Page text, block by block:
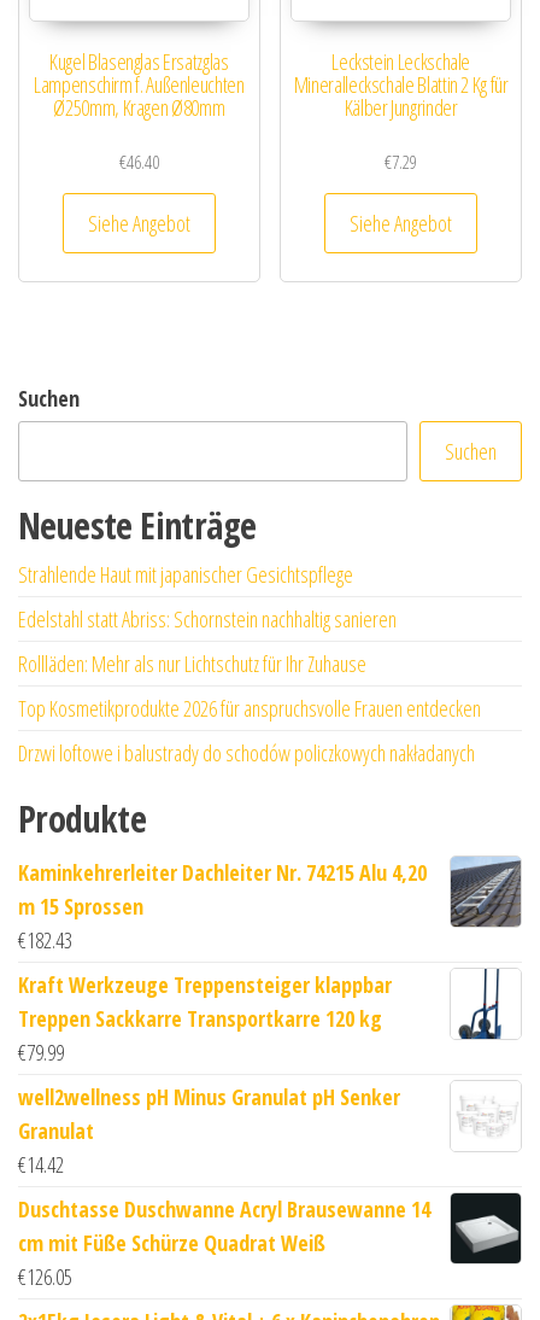
Kugel Blasenglas Ersatzglas
Lampenschirm f. Außenleuchten
Ø250mm, Kragen Ø80mm
€46.40
Siehe Angebot
Leckstein Leckschale
Mineralleckschale Blattin 2 Kg für
Kälber Jungrinder
€7.29
Siehe Angebot
Suchen
Suchen
Neueste Einträge
Strahlende Haut mit japanischer Gesichtspflege
Edelstahl statt Abriss: Schornstein nachhaltig sanieren
Rollläden: Mehr als nur Lichtschutz für Ihr Zuhause
Top Kosmetikprodukte 2026 für anspruchsvolle Frauen entdecken
Drzwi loftowe i balustrady do schodów policzkowych nakładanych
Produkte
Kaminkehrerleiter Dachleiter Nr. 74215 Alu 4,20
m 15 Sprossen
€182.43
Kraft Werkzeuge Treppensteiger klappbar
Treppen Sackkarre Transportkarre 120 kg
€79.99
well2wellness pH Minus Granulat pH Senker
Granulat
€14.42
Duschtasse Duschwanne Acryl Brausewanne 14
cm mit Füße Schürze Quadrat Weiß
€126.05